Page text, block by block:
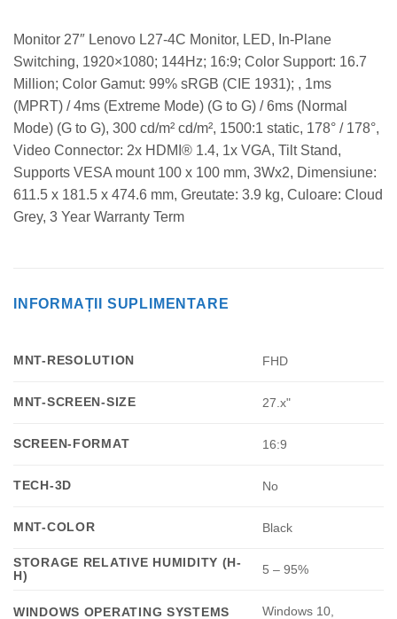
Monitor 27″ Lenovo L27-4C Monitor, LED, In-Plane
Switching, 1920×1080; 144Hz; 16:9; Color Support: 16.7
Million; Color Gamut: 99% sRGB (CIE 1931); , 1ms
(MPRT) / 4ms (Extreme Mode) (G to G) / 6ms (Normal
Mode) (G to G), 300 cd/m² cd/m², 1500:1 static, 178° / 178°,
Video Connector: 2x HDMI® 1.4, 1x VGA, Tilt Stand,
Supports VESA mount 100 x 100 mm, 3Wx2, Dimensiune:
611.5 x 181.5 x 474.6 mm, Greutate: 3.9 kg, Culoare: Cloud
Grey, 3 Year Warranty Term
INFORMAȚII SUPLIMENTARE
MNT-RESOLUTION FHD
MNT-SCREEN-SIZE 27.x"
SCREEN-FORMAT 16:9
TECH-3D No
MNT-COLOR Black
STORAGE RELATIVE HUMIDITY (H-
H)
5 – 95%
WINDOWS OPERATING SYSTEMS
Windows 10,